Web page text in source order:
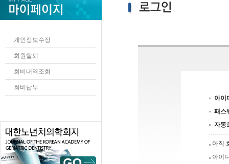
개인정보수정
회원탈퇴
회비내역조회
회비납부
아이
패스
자동
아직
아이